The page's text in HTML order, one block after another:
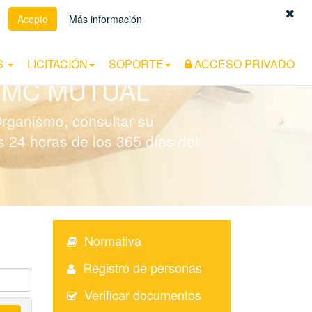
Acepto Más información
LICITACIÓN SOPORTE ACCESO PRIVADO
MC MUTUAL
consultar su
24 horas de los 365 días del
Normativa
Registro de personas
Verificar documentos